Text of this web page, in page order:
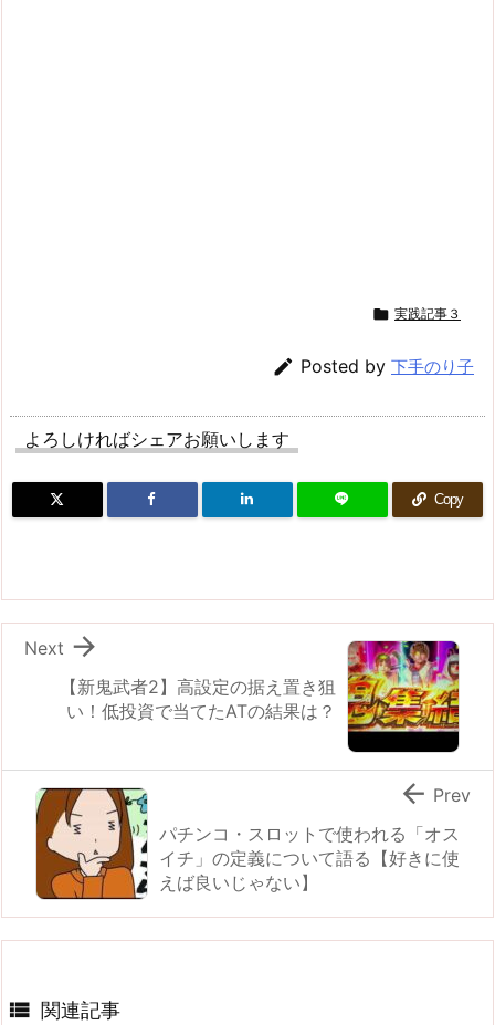
 実践記事３
 Posted by 下手のり子
よろしければシェアお願いします
Copy
【新鬼武者2】高設定の据え置き狙
い！低投資で当てたATの結果は？

Next
パチンコ・スロットで使われる「オス
イチ」の定義について語る【好きに使
えば良いじゃない】
 Prev
 関連記事